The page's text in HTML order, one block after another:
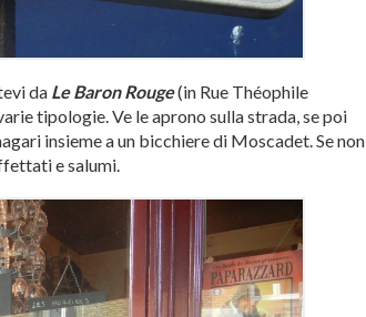
da Le Baron Rouge(in Rue Théophile
tipologie. Ve le aprono sulla strada, se poi
insieme a un bicchiere di Moscadet. Se non
e salumi.